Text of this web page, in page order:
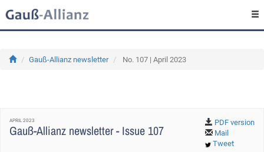
Gauß-Allianz newsletter No. 107 | April 2023
APRIL 2023
Gauß-Allianz newsletter - Issue 107
PDF version
Mail
Tweet